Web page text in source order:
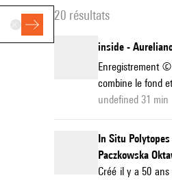
20 résultats
inside -
Enregistrement
combine le fond
undefined 31 min
In Situ
Paczkowska
Créé il y a 50